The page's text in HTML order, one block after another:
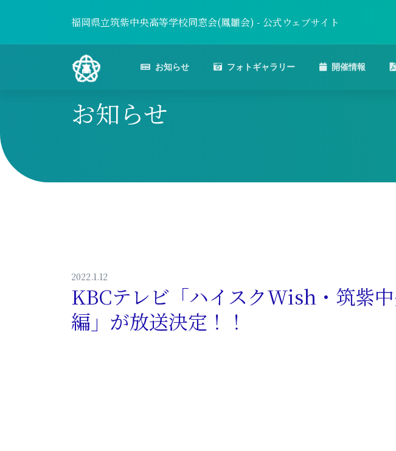
福岡県立筑紫中央高等学校同窓会(鳳雛会) - 公式ウェブサイト
お知らせ フォトギャラリー 開催情報
お知らせ
2022.1.12
KBCテレビ「ハイスクWish・筑紫
編」が放送決定！！